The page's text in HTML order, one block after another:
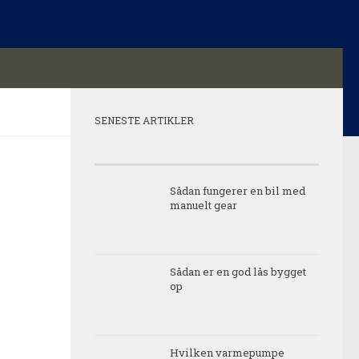
SENESTE ARTIKLER
Sådan fungerer en bil med
manuelt gear
Sådan er en god lås bygget
op
Hvilken varmepumpe